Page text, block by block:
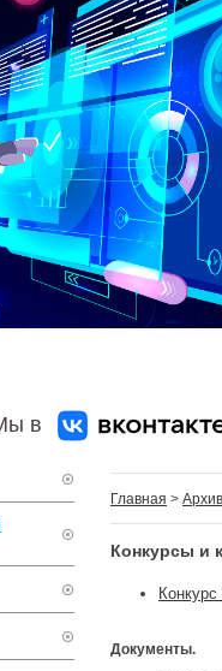
в
Главная > Архив
Конкурсы и
Документы.